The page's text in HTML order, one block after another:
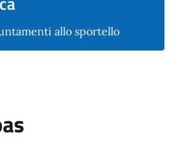
allo sportello